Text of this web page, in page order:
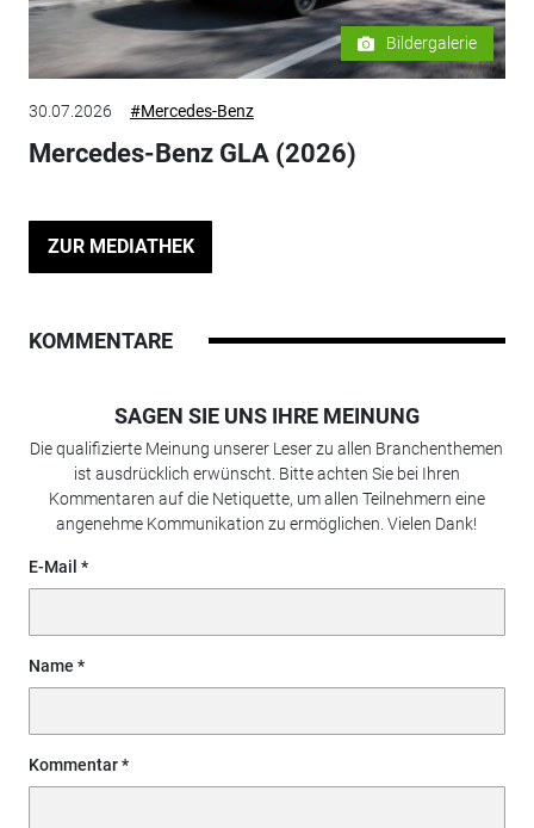
Bildergalerie
30.07.2026 #Mercedes-Benz
Mercedes-Benz GLA (2026)
ZUR MEDIATHEK
KOMMENTARE
SAGEN SIE UNS IHRE MEINUNG
Die qualifizierte Meinung unserer Leser zu allen Branchenthemen
ist ausdrücklich erwünscht. Bitte achten Sie bei Ihren
Kommentaren auf die Netiquette, um allen Teilnehmern eine
angenehme Kommunikation zu ermöglichen. Vielen Dank!
E-Mail
Name
Kommentar